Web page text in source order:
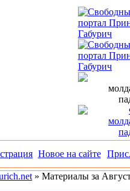
Новое на сайте
» Материалы за